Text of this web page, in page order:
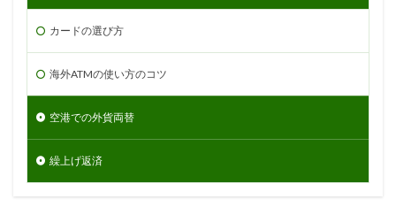
カードの選び方
海外ATMの使い方のコツ
空港での外貨両替
繰上げ返済